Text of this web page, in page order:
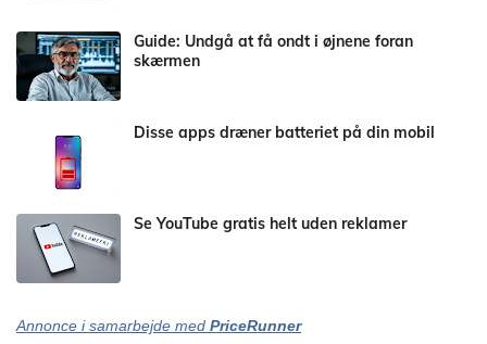
Guide: Undgå at få ondt i øjnene foran
skærmen
Disse apps dræner batteriet på din mobil
Se YouTube gratis helt uden reklamer
Annonce i samarbejde med PriceRunner